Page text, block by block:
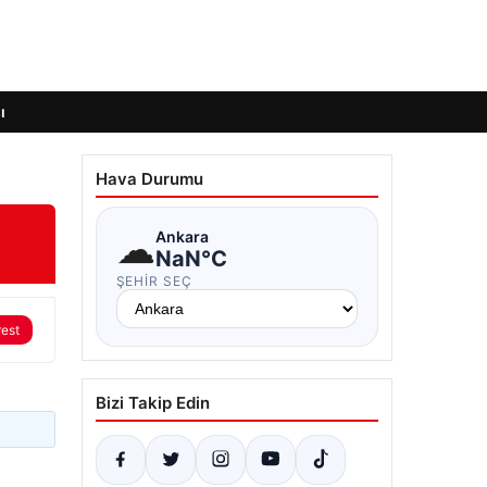
Hava Durumu
☁Ankara
NaN°C
ŞEHIR SEÇ
Bizi Takip Edin